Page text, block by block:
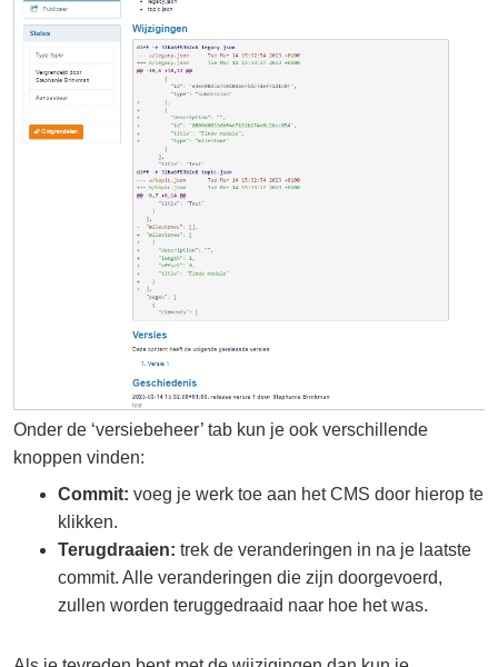
Onder de ‘versiebeheer’ tab kun je ook verschillende
knoppen vinden:
Commit: voeg je werk toe aan het CMS door hierop te
klikken.
Terugdraaien: trek de veranderingen in na je laatste
commit. Alle veranderingen die zijn doorgevoerd,
zullen worden teruggedraaid naar hoe het was.